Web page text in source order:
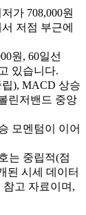
가 708,000원
저점 부근에
원, 60일선
있습니다.
), MACD 상승
린저밴드 중앙
모멘텀이 이어
는 중립적(점
된 시세 데이터
고 자료이며,